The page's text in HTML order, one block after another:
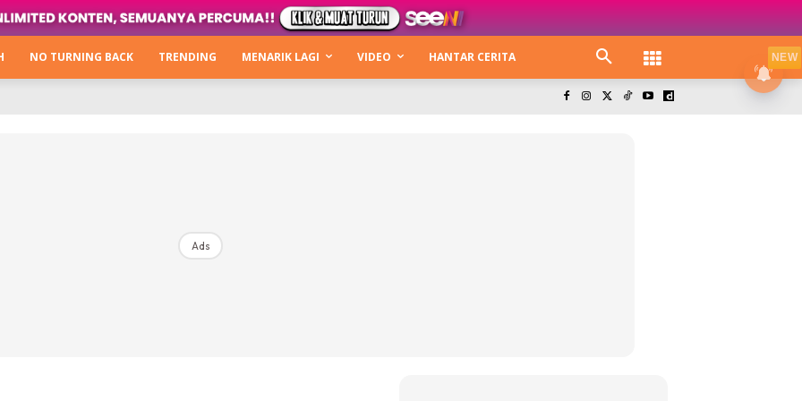
Hijabista
Next Level
NO TURNING BACK TRENDING MENARIK LAGI VIDEO HANTAR CERITA
Ads
NEW